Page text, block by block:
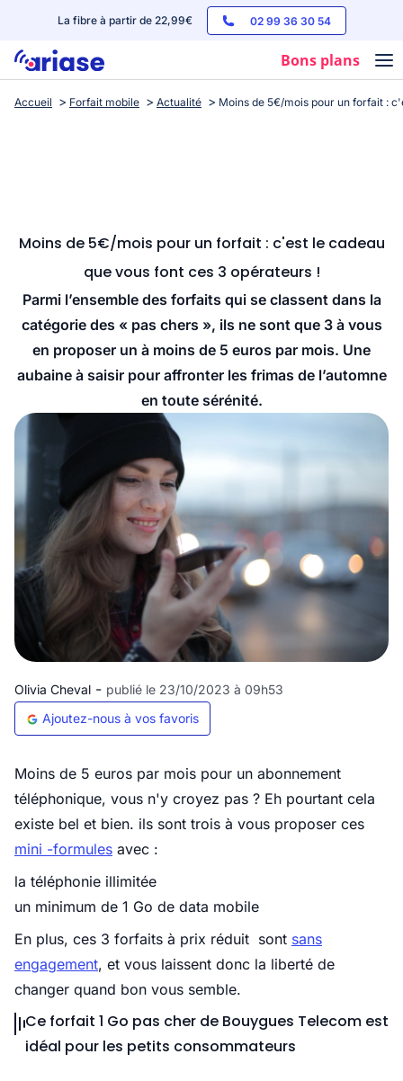
La fibre à partir de 22,99€ 02 99 36 30 54
Bons plans
Box internet
Streaming
Accueil Forfait mobile Actualité Moins de 5€/mois pour un forfait :
Moins de 5€/mois pour un forfait : c'est le cadeau
que vous font ces 3 opérateurs !
Parmi l’ensemble des forfaits qui se classent dans la
catégorie des « pas chers », ils ne sont que 3 à vous
en proposer un à moins de 5 euros par mois. Une
aubaine à saisir pour affronter les frimas de l’automne
en toute sérénité.
Olivia Cheval - publié le 23/10/2023 à 09h53
Ajoutez-nous à vos favoris
Moins de 5 euros par mois pour un abonnement
téléphonique, vous n'y croyez pas ? Eh pourtant cela
existe bel et bien. ils sont trois à vous proposer ces
mini -formules avec :
la téléphonie illimitée
un minimum de 1 Go de data mobile
En plus, ces 3 forfaits à prix réduit sont sans
engagement, et vous laissent donc la liberté de
changer quand bon vous semble.
Ce forfait 1 Go pas cher de Bouygues Telecom est
idéal pour les petits consommateurs